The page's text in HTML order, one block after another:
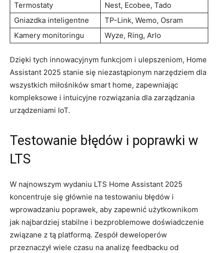
Termostaty
Nest, Ecobee, Tado
Gniazdka inteligentne
TP-Link, Wemo, Osram
Kamery monitoringu
Wyze, Ring, Arlo
Dzięki tych innowacyjnym funkcjom ‌i ulepszeniom, Home
Assistant ​2025 stanie się niezastąpionym narzędziem dla⁢
wszystkich⁤ miłośników ⁣smart home, zapewniając
kompleksowe i intuicyjne ‍rozwiązania⁤ dla ‌zarządzania
urządzeniami IoT.
Testowanie ‍błędów ⁢i poprawki w‌
LTS
W najnowszym wydaniu LTS Home Assistant 2025
koncentruje⁢ się głównie na testowaniu błędów i
wprowadzaniu ⁤poprawek, ‌aby zapewnić⁣ użytkownikom
jak najbardziej‌ stabilne i bezproblemowe ⁣doświadczenie
związane z tą platformą. Zespół deweloperów
przeznaczył wiele czasu ​na analizę feedbacku od